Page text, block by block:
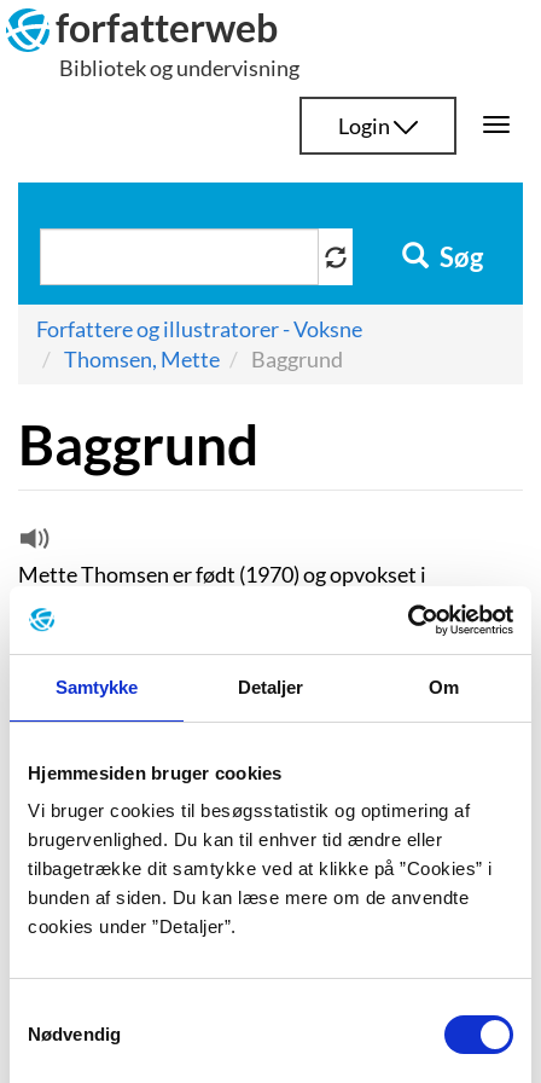
Samtykke Detaljer Om
Hjemmesiden bruger cookies
Vi bruger cookies til besøgsstatistik og optimering af
brugervenlighed. Du kan til enhver tid ændre eller
tilbagetrække dit samtykke ved at klikke på ”Cookies” i
bunden af siden. Du kan læse mere om de anvendte
cookies under ”Detaljer”.
Nødvendig
Hop
til
indhold
forfatterweb
Bibliotek og undervisning
Login
Søg
Forfattere og illustratorer - Voksne
Thomsen, Mette
Baggrund
Baggrund
Mette Thomsen er født (1970) og opvokset i
Humlebæk. Gymnasieårene tilbragte hun på N. Zahles
Gymnasieskole i København, hvorfra hun tog en
klassisk-sproglig studentereksamen i 1989. Som barn
og ung har Mette Thomsen både tegnet og fortalt
mange historier, og i foråret og sommeren 1991 gik
Center).
Herefter vendte hun tilbage til København og
begyndte på jurastudiet, men efter to år sprang hun
fra og videreuddannede sig i 1993-94 som tegner på
tegneserieværkstedet Fort Kox på Vesterbro i
romanenAf en superhelts bekendelser
(1994), der
efter kort tid udløste et arbejdslegat fra Statens